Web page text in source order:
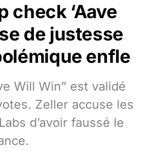
check ‘Aave
de justesse
enfle
Will Win” est validé
Zeller accuse les
d’avoir faussé le